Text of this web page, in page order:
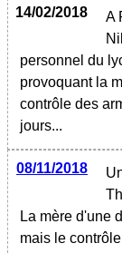
14/02/2018
A
personnel du
provoquant la
contrôle des
jours...
08/11/2018
La mère d'une
mais le